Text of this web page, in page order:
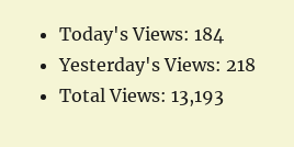
Today's Views:184
Yesterday's Views:218
Total Views:13,193